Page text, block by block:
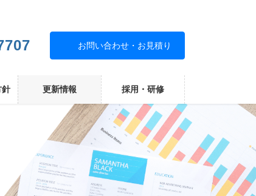
お問い合わせ・お見積り
針 更新情報 採用・研修